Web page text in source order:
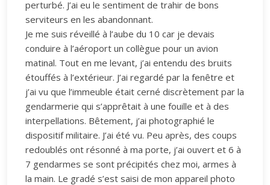
perturbé. J’ai eu le sentiment de trahir de bons
serviteurs en les abandonnant.
Je me suis réveillé à l’aube du 10 car je devais
conduire à l’aéroport un collègue pour un avion
matinal. Tout en me levant, j’ai entendu des bruits
étouffés à l’extérieur. J’ai regardé par la fenêtre et
j’ai vu que l’immeuble était cerné discrètement par la
gendarmerie qui s’apprêtait à une fouille et à des
interpellations. Bêtement, j’ai photographié le
dispositif militaire. J’ai été vu. Peu après, des coups
redoublés ont résonné à ma porte, j’ai ouvert et 6 à
7 gendarmes se sont précipités chez moi, armes à
la main. Le gradé s’est saisi de mon appareil photo